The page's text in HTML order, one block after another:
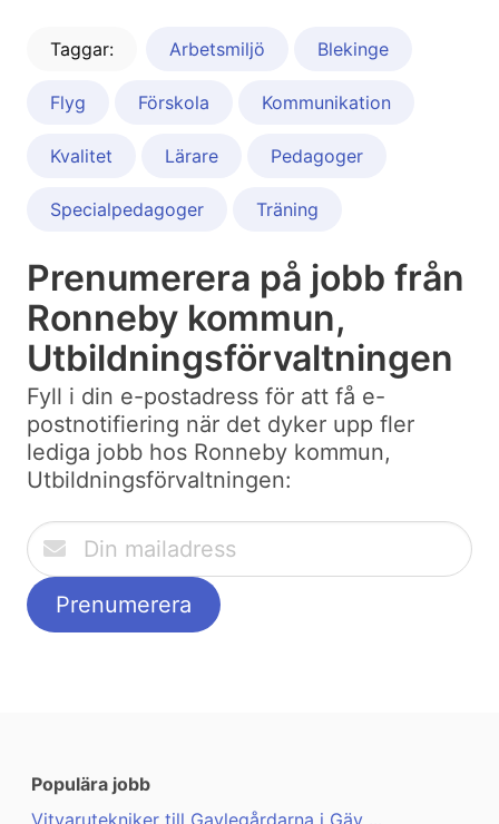
Taggar: Arbetsmiljö Blekinge
Flyg Förskola Kommunikation
Kvalitet Lärare Pedagoger
Specialpedagoger Träning
Prenumerera på jobb från
Ronneby kommun,
Utbildningsförvaltningen
Fyll i din e-postadress för att få e-
postnotifiering när det dyker upp fler
lediga jobb hos Ronneby kommun,
Utbildningsförvaltningen:
Populära jobb